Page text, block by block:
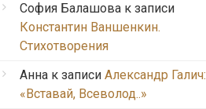
София Балашова к записи
Константин Ваншенкин.
Стихотворения
Анна к записи Александр Галич:
«Вставай, Всеволод..»